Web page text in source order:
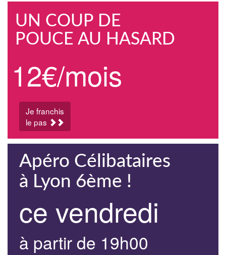
UN COUP DE
POUCE AU HASARD
12€/mois
Je franchis
le pas
Apéro Célibataires
à Lyon 6ème !
ce vendredi
à partir de 19h00